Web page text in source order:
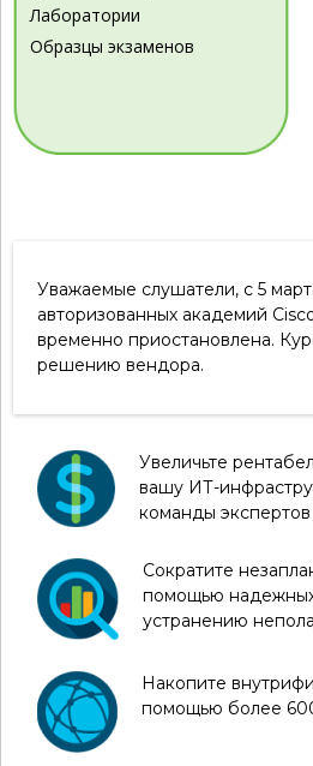
Лаборатории
Образцы экзаменов
Уважаемые слушатели, с 5
авторизованных академий
временно приостановлена.
решению вендора.
Увеличьте
вашу ИТ-
команды экспертов
Сократите
помощью
устранению
Накопите
помощью более